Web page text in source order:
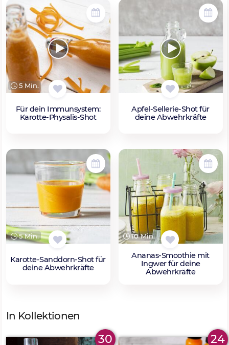
5 Min.
Für dein Immunsystem:
Karotte-Physalis-Shot
Apfel-Sellerie-Shot für
deine Abwehrkräfte
5 Min.
Karotte-Sanddorn-Shot für
deine Abwehrkräfte
10 Min.
Ananas-Smoothie mit
Ingwer für deine
Abwehrkräfte
In Kollektionen
30 24